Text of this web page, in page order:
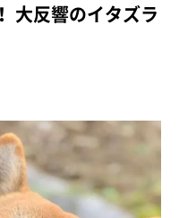
大反響のイタズラ